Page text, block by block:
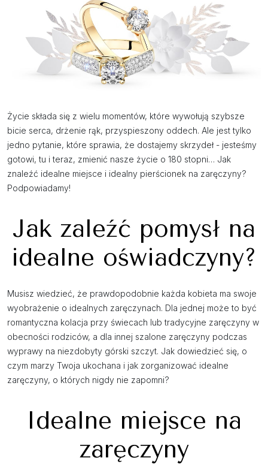
Życie składa się z wielu momentów, które wywołują szybsze
bicie serca, drżenie rąk, przyspieszony oddech. Ale jest tylko
jedno pytanie, które sprawia, że dostajemy skrzydeł - jesteśmy
gotowi, tu i teraz, zmienić nasze życie o 180 stopni… Jak
znaleźć idealne miejsce i idealny pierścionek na zaręczyny?
Podpowiadamy!
Jak zaleźć pomysł na
idealne oświadczyny?
Musisz wiedzieć, że prawdopodobnie każda kobieta ma swoje
wyobrażenie o idealnych zaręczynach. Dla jednej może to być
romantyczna kolacja przy świecach lub tradycyjne zaręczyny w
obecności rodziców, a dla innej szalone zaręczyny podczas
wyprawy na niezdobyty górski szczyt. Jak dowiedzieć się, o
czym marzy Twoja ukochana i jak zorganizować idealne
zaręczyny, o których nigdy nie zapomni?
Idealne miejsce na
zaręczyny